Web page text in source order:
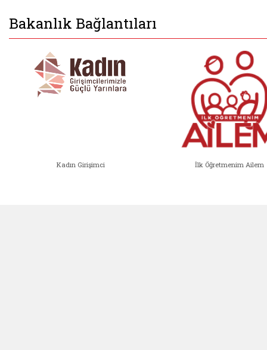
Bakanlık Bağlantıları
Kadın Girişimci İlk Öğretmenim Ailem